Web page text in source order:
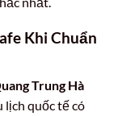
Khi Chuẩn
Trung Hà
lịch quốc tế có